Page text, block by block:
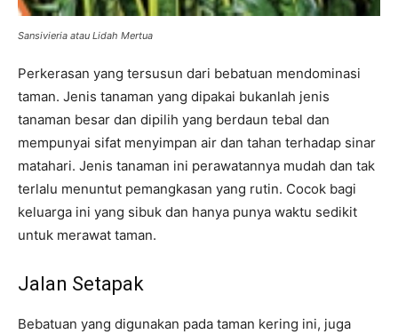
Sansivieria atau Lidah Mertua
Perkerasan yang tersusun dari bebatuan mendominasi
taman. Jenis tanaman yang dipakai bukanlah jenis
tanaman besar dan dipilih yang berdaun tebal dan
mempunyai sifat menyimpan air dan tahan terhadap sinar
matahari. Jenis tanaman ini perawatannya mudah dan tak
terlalu menuntut pemangkasan yang rutin. Cocok bagi
keluarga ini yang sibuk dan hanya punya waktu sedikit
untuk merawat taman.
Jalan Setapak
Bebatuan yang digunakan pada taman kering ini, juga